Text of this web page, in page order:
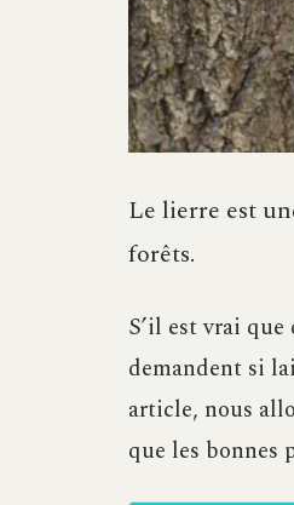
Le lierre est
forêts.
S’il est vrai
demandent si
article, nous
que les bonnes